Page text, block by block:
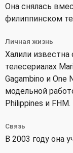
Она снялась
филиппинском
Личная жизнь
Халили
телесериалах
Gagambino и One
модельной
Philippines и FHM.
Связь
В 2003 году она